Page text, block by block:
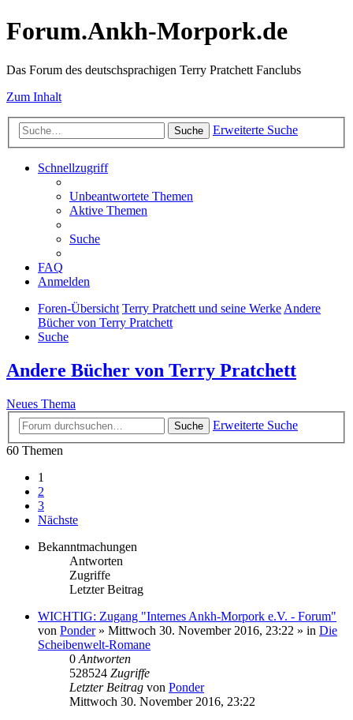
Forum.Ankh-Morpork.de
Das Forum des deutschsprachigen Terry Pratchett Fanclubs
Zum Inhalt
Suche Erweiterte Suche
Schnellzugriff
Unbeantwortete Themen
Aktive Themen
Suche
FAQ
Anmelden
Foren-Übersicht Terry Pratchett und seine WerkeAndere
Bücher von Terry Pratchett
Suche
Andere Bücher von Terry Pratchett
Neues Thema
Suche
Erweiterte Suche
60 Themen
1
2
3
Nächste
Bekanntmachungen
Antworten
Zugriffe
Letzter Beitrag
WICHTIG: Zugang "Internes Ankh-Morpork e.V. - Forum"
von Ponder» Mittwoch 30. November 2016, 23:22 » in Die
Scheibenwelt-Romane
0 Antworten
528524 Zugriffe
Letzter Beitrag von Ponder
Mittwoch 30. November 2016, 23:22